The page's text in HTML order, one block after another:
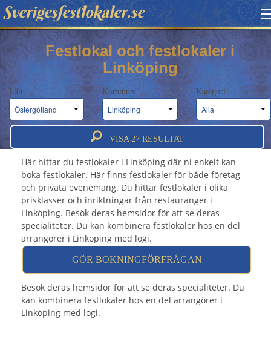
Sverigesfestlokaler.se
HITTA FESTLOKAL
BOKNINGSFÖRFRÅGAN
OM OSS
ATT BOKA FESTLOKAL
Festlokal och festlokaler i
Linköping
Län: Kommun: Kategori:
VISA 27 RESULTAT
Festlokal Linköping - Festlokaler &
festvåningar i Linköping
Här hittar du festlokaler i Linköping där ni enkelt kan
boka festlokaler. Här finns festlokaler för både företag
och privata evenemang. Du hittar festlokaler i olika
prisklasser och inriktningar från restauranger i
Linköping. Besök deras hemsidor för att se deras
specialiteter. Du kan kombinera festlokaler hos en del
arrangörer i Linköping med logi.
GÖR BOKNINGFÖRFRÅGAN
Besök deras hemsidor för att se deras specialiteter. Du
kan kombinera festlokaler hos en del arrangörer i
Linköping med logi.